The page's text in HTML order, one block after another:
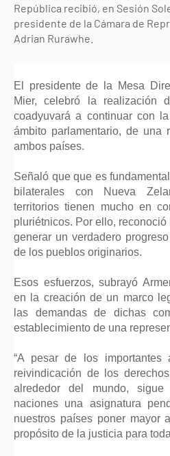
República recibió, en Sesión
presidente de la Cámara de
Adrian Rurawhe.
El presidente de la Mesa
Mier, celebró la realización
coadyuvará a continuar con
ámbito parlamentario, de una
ambos países.
Señaló que que es
bilaterales con Nueva
territorios tienen mucho en
pluriétnicos. Por ello,
generar un verdadero
de los pueblos originarios.
Esos esfuerzos, subrayó
en la creación de un marco
las demandas de dichas
establecimiento de una
“A pesar de los
reivindicación de los
alrededor del mundo,
naciones una asignatura
nuestros países poner mayor
propósito de la justicia para